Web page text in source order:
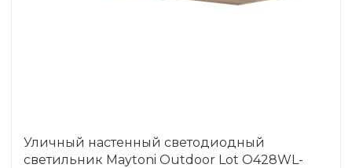
Уличный настенный светодиодный
светильник Maytoni Outdoor Lot O428WL-